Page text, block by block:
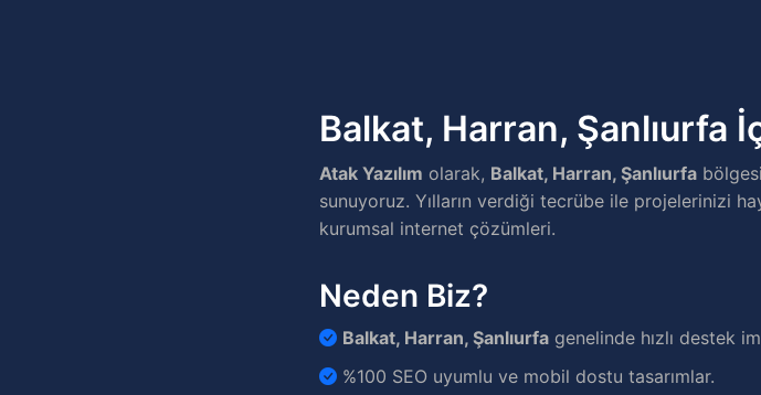
Balkat, Harran, Şanlıurfa
Atak Yazılım olarak, Balkat, Harran, Şanlıurfa
sunuyoruz. Yılların verdiği tecrübe ile projelerinizi
kurumsal internet çözümleri.
Neden Biz?
Balkat, Harran, Şanlıurfa genelinde hızlı destek
%100 SEO uyumlu ve mobil dostu tasarımlar.